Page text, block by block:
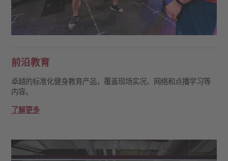
前沿教育
卓越的标准化健身教育产品，覆盖现场实况、网络和点播学习等
内容。
了解更多